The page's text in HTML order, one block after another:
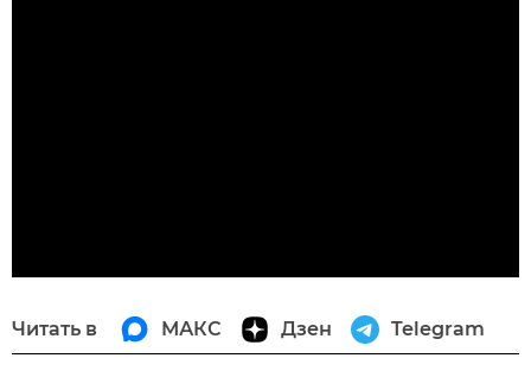
Читать в МАКС Дзен Telegram